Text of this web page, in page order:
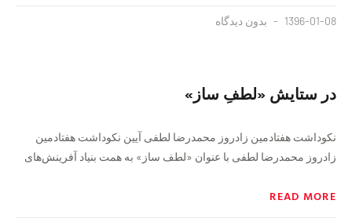
1396-01-08 بدون دیدگاه
در ستایش «لطفِ ساز»
نکوداشت هفتادمین زادروز محمدرضا لطفی آیین نکوداشت هفتادمین
زادروز محمدرضا لطفی با عنوان «لطف ساز» به همت بنیاد آفرینش‌های
READ MORE